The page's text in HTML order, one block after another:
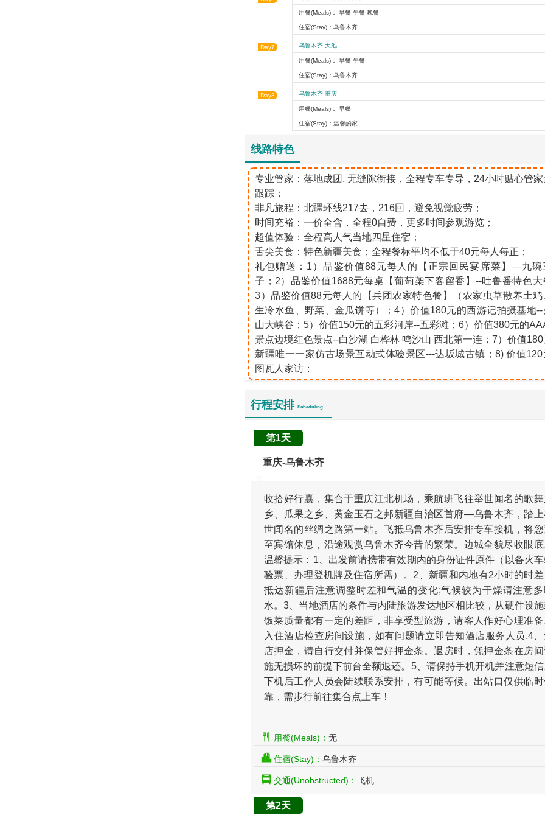
用餐(Meals)： 早餐 午餐 晚餐
住宿(Stay)：乌鲁木齐
Day7 乌鲁木齐-天池
用餐(Meals)： 早餐 午餐
住宿(Stay)：乌鲁木齐
Day8 乌鲁木齐-重庆
用餐(Meals)： 早餐
住宿(Stay)：温馨的家
线路特色
专业管家：落地成团. 无缝隙衔接，全程专车专导，24小时贴心管家
跟踪；
非凡旅程：北疆环线217去，216回，避免视觉疲劳；
时间充裕：一价全含，全程0自费，更多时间参观游览；
超值体验：全程高人气当地四星住宿；
舌尖美食：特色新疆美食；全程餐标平均不低于40元每人每正；
礼包赠送：1）品鉴价值88元每人的【正宗回民宴席菜】—九碗
子；2）品鉴价值1688元每桌【葡萄架下客留香】--吐鲁番特色大
3）品鉴价值88元每人的【兵团农家特色餐】（农家虫草散养土鸡
生冷水鱼、野菜、金瓜饼等）；4）价值180元的西游记拍摄基地--
山大峡谷；5）价值150元的五彩河岸--五彩滩；6）价值380元的
景点边境红色景点--白沙湖 白桦林 鸣沙山 西北第一连；7）价值180
新疆唯一一家仿古场景互动式体验景区---达坂城古镇；8) 价值120
图瓦人家访；
行程安排 Scheduling
第1天
重庆-乌鲁木齐
收拾好行囊，集合于重庆江北机场，乘航班飞往举世闻名的歌舞
乡、瓜果之乡、黄金玉石之邦新疆自治区首府—乌鲁木齐，踏
世闻名的丝绸之路第一站。飞抵乌鲁木齐后安排专车接机，将您
至宾馆休息，沿途观赏乌鲁木齐今昔的繁荣。边城全貌尽收眼底
温馨提示：1、出发前请携带有效期内的身份证件原件（以备火
验票、办理登机牌及住宿所需）。2、新疆和内地有2小时的时差
抵达新疆后注意调整时差和气温的变化;气候较为干燥请注意多
水。3、当地酒店的条件与内陆旅游发达地区相比较，从硬件设
饭菜质量都有一定的差距，非享受型旅游，请客人作好心理准备
入住酒店检查房间设施，如有问题请立即告知酒店服务人员.4
店押金，请自行交付并保管好押金条。退房时，凭押金条在房间
施无损坏的前提下前台全额退还。5、请保持手机开机并注意短信
下机后工作人员会陆续联系安排，有可能等候。出站口仅供临
靠，需步行前往集合点上车！
用餐(Meals)： 无
住宿(Stay)： 乌鲁木齐
交通(Unobstructed)： 飞机
第2天